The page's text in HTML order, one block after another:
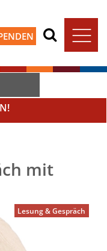
mit
Lesung & Gespräch